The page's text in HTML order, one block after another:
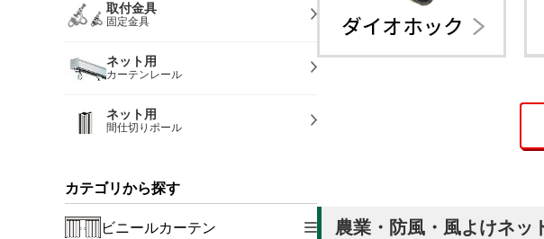
農業・防風・風よけネッ
取付金具
固定金具
ネット用
カーテンレール
ネット用
間仕切りポール
カテゴリから探す
ビニールカーテン